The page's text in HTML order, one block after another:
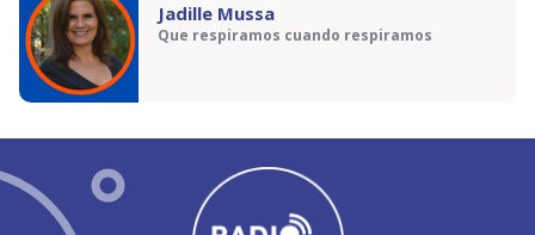
Jadille Mussa
Que respiramos cuando respiramos